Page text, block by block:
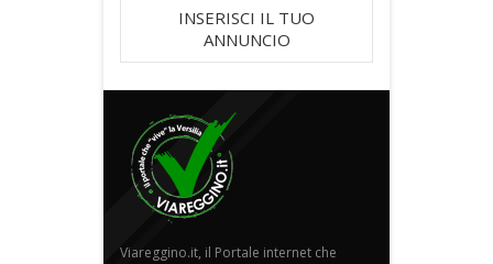
INSERISCI IL TUO
ANNUNCIO
Viareggino.it, il Portale internet che